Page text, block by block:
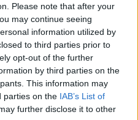
Please note that after your
may continue seeing
information utilized by
to third parties prior to
opt-out of the further
by third parties on the
This information may
parties on the IAB’s List of
further disclose it to other